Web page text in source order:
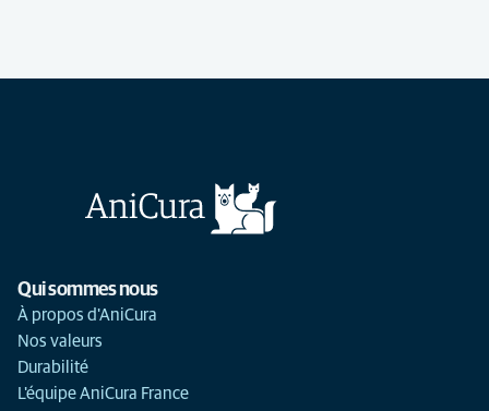
Qui sommes nous
À propos d'AniCura
Nos valeurs
Durabilité
L'équipe AniCura France